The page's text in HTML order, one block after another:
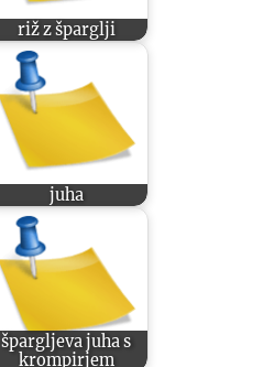
riž z šparglji
juha
špargljeva juha s
krompirjem